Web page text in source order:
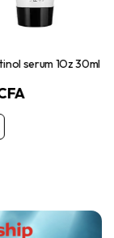
serum 1Oz 30ml